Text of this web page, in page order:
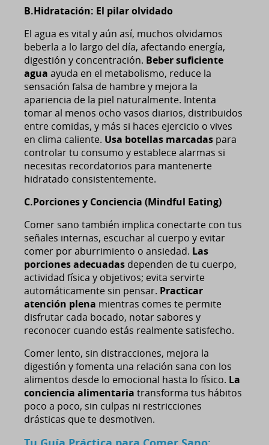
B.Hidratación: El pilar olvidado
El agua es vital y aún así, muchos olvidamos
beberla a lo largo del día, afectando energía,
digestión y concentración. Beber suficiente
agua ayuda en el metabolismo, reduce la
sensación falsa de hambre y mejora la
apariencia de la piel naturalmente. Intenta
tomar al menos ocho vasos diarios, distribuidos
entre comidas, y más si haces ejercicio o vives
en clima caliente. Usa botellas marcadas para
controlar tu consumo y establece alarmas si
necesitas recordatorios para mantenerte
hidratado consistentemente.
C.Porciones y Conciencia (Mindful Eating)
Comer sano también implica conectarte con tus
señales internas, escuchar al cuerpo y evitar
comer por aburrimiento o ansiedad. Las
porciones adecuadas dependen de tu cuerpo,
actividad física y objetivos; evita servirte
automáticamente sin pensar. Practicar
atención plena mientras comes te permite
disfrutar cada bocado, notar sabores y
reconocer cuando estás realmente satisfecho.
Comer lento, sin distracciones, mejora la
digestión y fomenta una relación sana con los
alimentos desde lo emocional hasta lo físico. La
conciencia alimentaria transforma tus hábitos
poco a poco, sin culpas ni restricciones
drásticas que te desmotiven.